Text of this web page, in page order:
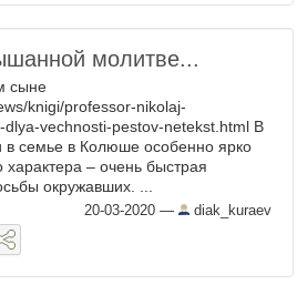
молитве...
сыне
knigi/professor-nikolaj-
vechnosti-pestov-netekst.html В
в семье в Колюше особенно ярко
характера – очень быстрая
окружавших. ...
20-03-2020 — diak_kuraev